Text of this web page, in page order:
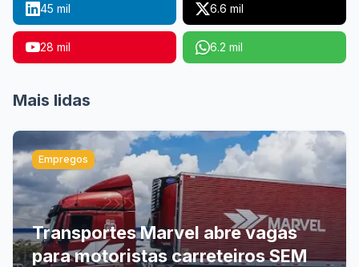
45 mil 6.6 mil
28 mil 6.2 mil
Mais lidas
Empregos
Transportes Marvel abre vagas
para motoristas carreteiros SEM